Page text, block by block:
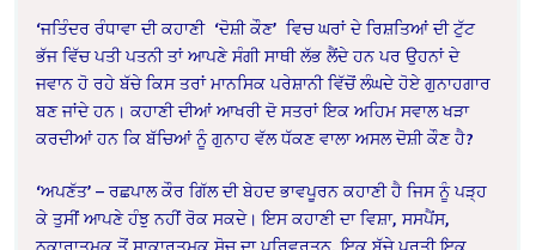
‘ਜਤਿੰਦਰ ਰੰਧਾਵਾ ਦੀ ਕਹਾਣੀ ‘ਦੋਸ਼ੀ ਕੌਣ’ ਵਿਚ ਘਰਾਂ ਦੇ ਰਿਸ਼ਤਿਆਂ ਦੀ ਟੁੱਟ
ਭੱਜ ਵਿੱਚ ਪਤੀ ਪਤਨੀ ਤਾਂ ਆਪਣੇ ਸੰਗੀ ਸਾਥੀ ਲੱਭ ਲੈਂਦੇ ਹਨ ਪਰ ਉਹਨਾਂ ਦੇ
ਜਵਾਨ ਹੋ ਰਹੇ ਬੱਚੇ ਕਿਸ ਤਰਾਂ ਮਾਨਸਿਕ ਪਰੇਸ਼ਾਨੀ ਵਿੱਚੋਂ ਲੰਘਦੇ ਹੋਏ ਗੁਨਾਹਗਾਰ
ਬਣ ਜਾਂਦੇ ਹਨ। ਕਹਾਣੀ ਦੀਆਂ ਆਖਰੀ ਦੋ ਸਤਰਾਂ ਇਕ ਅਹਿਮ ਸਵਾਲ ਖੜਾ
ਕਰਦੀਆਂ ਹਨ ਕਿ ਬੱਚਿਆਂ ਨੂੰ ਗੁਨਾਹ ਵੱਲ ਧੱਕਣ ਵਾਲਾ ਅਸਲ ਦੋਸ਼ੀ ਕੌਣ ਹੈ?
‘ਅਪਣੱਤ’ – ਰਛਪਾਲ ਕੌਰ ਗਿੱਲ ਦੀ ਬੇਹਦ ਭਾਵਪੂਰਨ ਕਹਾਣੀ ਹੈ ਜਿਸ ਨੂੰ ਪੜ੍ਹ
ਕੇ ਤੁਸੀਂ ਆਪਣੇ ਹੰਝੁ ਨਹੀਂ ਰੋਕ ਸਕਦੇ। ਇਸ ਕਹਾਣੀ ਦਾ ਵਿਸ਼ਾ, ਸਸਪੈਂਸ,